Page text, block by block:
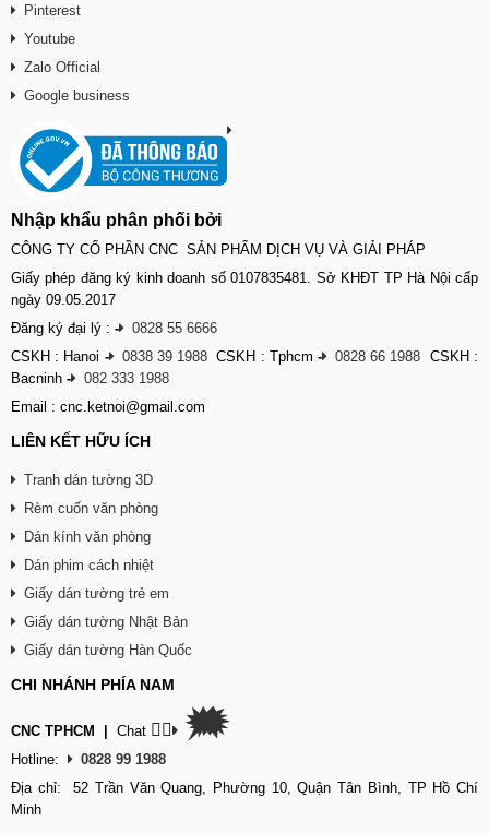
Pinterest
Youtube
Zalo Official
Google business
Nhập khẩu phân phối bởi
CÔNG TY CỔ PHẦN CNC SẢN PHẨM DỊCH VỤ VÀ GIẢI PHÁP
Giấy phép đăng ký kinh doanh số 0107835481. Sở KHĐT TP Hà Nội cấp
ngày 09.05.2017
Đăng ký đại lý : -
0828 55 6666
CSKH : Hanoi - 0838 39 1988 CSKH : Tphcm- 0828 66 1988 CSKH :
Bacninh -
082 333 1988
Email : cnc.ketnoi@gmail.com
LIÊN KẾT HỮU ÍCH
Tranh dán tường 3D
Rèm cuốn văn phòng
Dán kính văn phòng
Dán phim cách nhiệt
Giấy dán tường trẻ em
Giấy dán tường Nhật Bản
Giấy dán tường Hàn Quốc
CHI NHÁNH PHÍA NAM
CNC TPHCM Chat 👉🏽 🗯
Hotline:
0828 99 1988
Địa chỉ: 52 Trần Văn Quang, Phường 10, Quận Tân Bình, TP Hồ Chí
Minh